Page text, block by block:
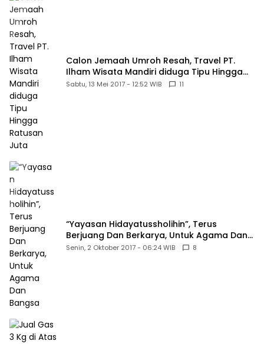
Calon Jemaah Umroh Resah, Travel PT.
Ilham Wisata Mandiri diduga Tipu Hingga
Ratusan Juta
Sabtu, 13 Mei 2017 - 12:52 WIB 11
“Yayasan Hidayatussholihin”, Terus
Berjuang Dan Berkarya, Untuk Agama Dan
Bangsa
Senin, 2 Oktober 2017 - 06:24 WIB 8